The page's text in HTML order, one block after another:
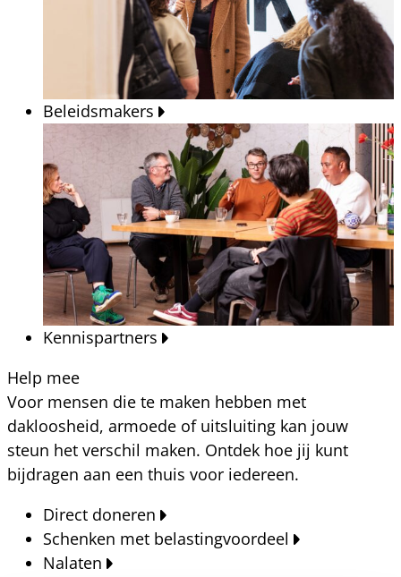
Beleidsmakers
Kennispartners
Help mee
Voor mensen die te maken hebben met
dakloosheid, armoede of uitsluiting kan jouw
steun het verschil maken. Ontdek hoe jij kunt
bijdragen aan een thuis voor iedereen.
Direct doneren
Schenken met belastingvoordeel
Nalaten